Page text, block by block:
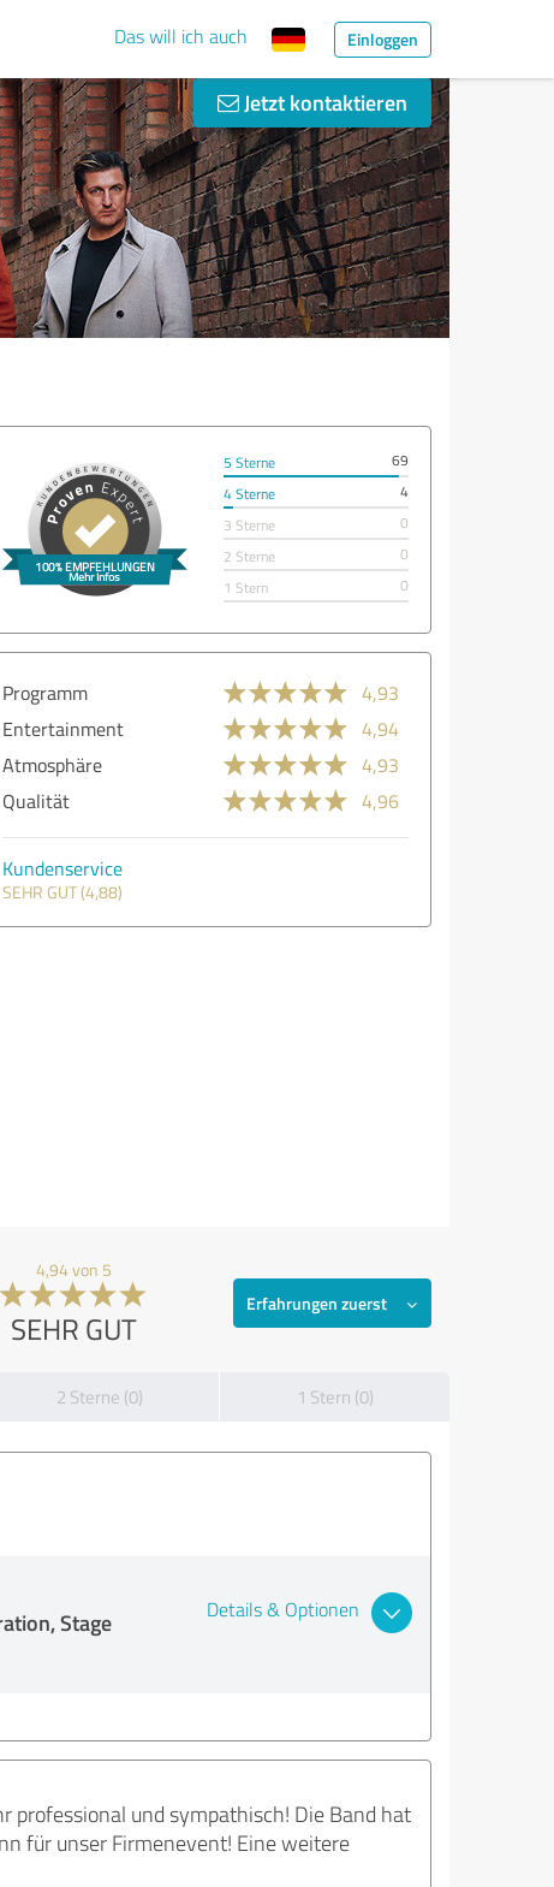
Das will ich auch Einloggen
Jetzt kontaktieren
5 Sterne
69
4 Sterne
4
3 Sterne
0
2 Sterne
0
1 Stern
0
Programm
4,93
Entertainment
4,94
Atmosphäre
4,93
Qualität
4,96
Kundenservice
SEHR GUT (4,88)
4,94 von 5
SEHR GUT
Erfahrungen zuerst
2 Sterne (0) 1 Stern (0)
Stage
Details & Optionen
professional und sympathisch! Die Band hat
für unser Firmenevent! Eine weitere